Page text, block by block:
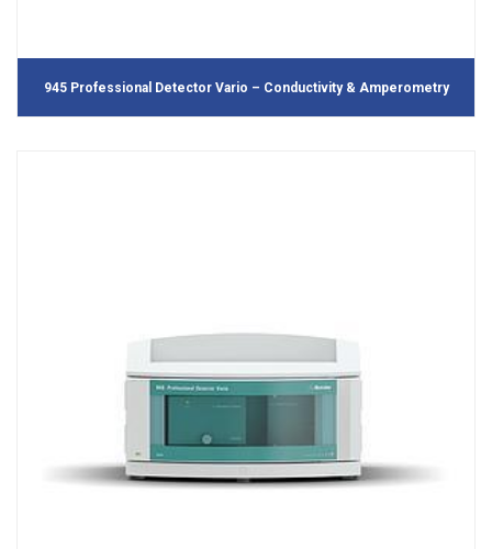
945 Professional Detector Vario – Conductivity & Amperometry